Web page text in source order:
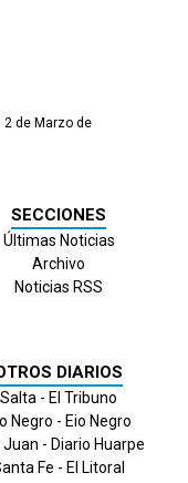
2 de Marzo de
SECCIONES
Últimas Noticias
Archivo
Noticias RSS
DIARIOS
Salta - El Tribuno
Negro - Eio Negro
Juan - Diario Huarpe
Fe - El Litoral